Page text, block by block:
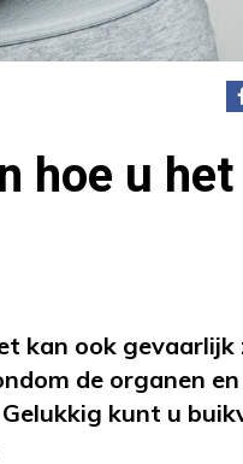
hoe u het
kan ook gevaarlijk
de organen
kunt u